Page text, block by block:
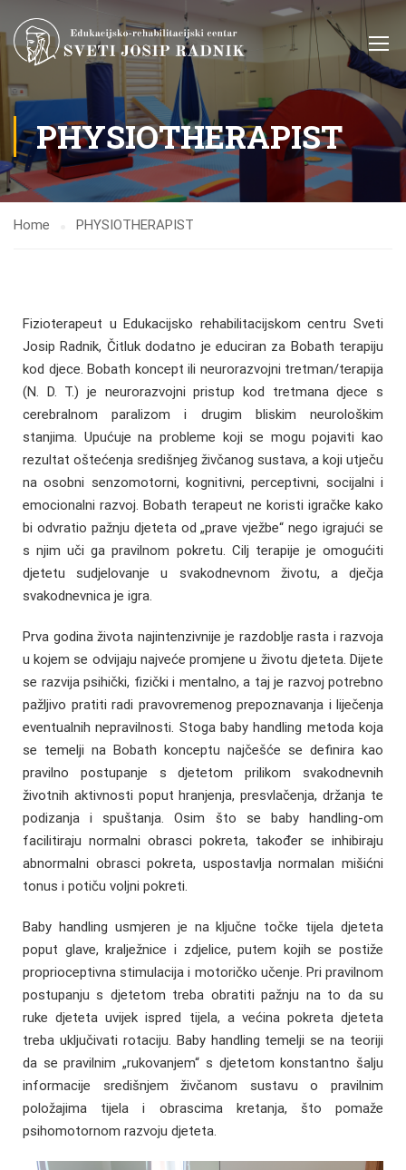
PHYSIOTHERAPIST
Home PHYSIOTHERAPIST
Fizioterapeut u Edukacijsko rehabilitacijskom centru Sveti
Josip Radnik, Čitluk dodatno je educiran za Bobath terapiju
kod djece. Bobath koncept ili neurorazvojni tretman/terapija
(N. D. T.) je neurorazvojni pristup kod tretmana djece s
cerebralnom paralizom i drugim bliskim neurološkim
stanjima. Upućuje na probleme koji se mogu pojaviti kao
rezultat oštećenja središnjeg živčanog sustava, a koji utječu
na osobni senzomotorni, kognitivni, perceptivni, socijalni i
emocionalni razvoj. Bobath terapeut ne koristi igračke kako
bi odvratio pažnju djeteta od „prave vježbe“ nego igrajući se
s njim uči ga pravilnom pokretu. Cilj terapije je omogućiti
djetetu sudjelovanje u svakodnevnom životu, a dječja
svakodnevnica je igra.
Prva godina života najintenzivnije je razdoblje rasta i razvoja
u kojem se odvijaju najveće promjene u životu djeteta. Dijete
se razvija psihički, fizički i mentalno, a taj je razvoj potrebno
pažljivo pratiti radi pravovremenog prepoznavanja i liječenja
eventualnih nepravilnosti. Stoga baby handling metoda koja
se temelji na Bobath konceptu najčešće se definira kao
pravilno postupanje s djetetom prilikom svakodnevnih
životnih aktivnosti poput hranjenja, presvlačenja, držanja te
podizanja i spuštanja. Osim što se baby handling-om
facilitiraju normalni obrasci pokreta, također se inhibiraju
abnormalni obrasci pokreta, uspostavlja normalan mišićni
tonus i potiču voljni pokreti.
Baby handling usmjeren je na ključne točke tijela djeteta
poput glave, kralježnice i zdjelice, putem kojih se postiže
proprioceptivna stimulacija i motoričko učenje. Pri pravilnom
postupanju s djetetom treba obratiti pažnju na to da su
ruke djeteta uvijek ispred tijela, a većina pokreta djeteta
treba uključivati rotaciju. Baby handling temelji se na teoriji
da se pravilnim „rukovanjem“ s djetetom konstantno šalju
informacije središnjem živčanom sustavu o pravilnim
položajima tijela i obrascima kretanja, što pomaže
psihomotornom razvoju djeteta.